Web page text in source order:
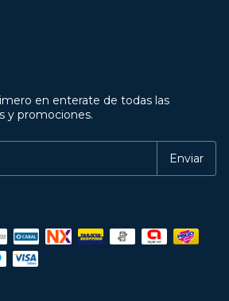
en enterate de todas las
y promociones.